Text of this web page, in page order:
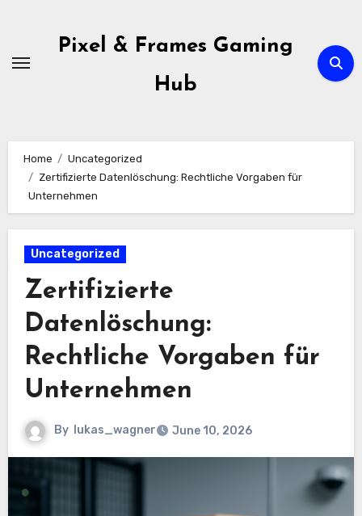
content
Pixel & Frames Gaming
Hub
Home
Uncategorized
Zertifizierte Datenlöschung: Rechtliche Vorgaben für
Unternehmen
Uncategorized
Zertifizierte
Datenlöschung:
Rechtliche Vorgaben für
Unternehmen
By lukas_wagner June 10, 2026